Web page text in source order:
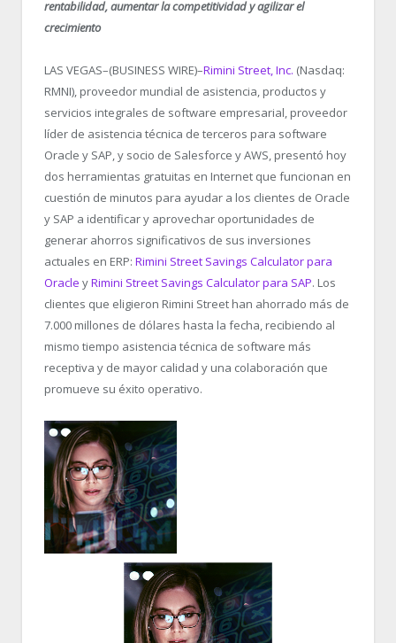
rentabilidad, aumentar la competitividad y agilizar el
crecimiento
LAS VEGAS–(BUSINESS WIRE)–Rimini Street, Inc. (Nasdaq:
RMNI), proveedor mundial de asistencia, productos y
servicios integrales de software empresarial, proveedor
líder de asistencia técnica de terceros para software
Oracle y SAP, y socio de Salesforce y AWS, presentó hoy
dos herramientas gratuitas en Internet que funcionan en
cuestión de minutos para ayudar a los clientes de Oracle
y SAP a identificar y aprovechar oportunidades de
generar ahorros significativos de sus inversiones
actuales en ERP: Rimini Street Savings Calculator para
Oracle yRimini Street Savings Calculator para SAP. Los
clientes que eligieron Rimini Street han ahorrado más de
7.000 millones de dólares hasta la fecha, recibiendo al
mismo tiempo asistencia técnica de software más
receptiva y de mayor calidad y una colaboración que
promueve su éxito operativo.